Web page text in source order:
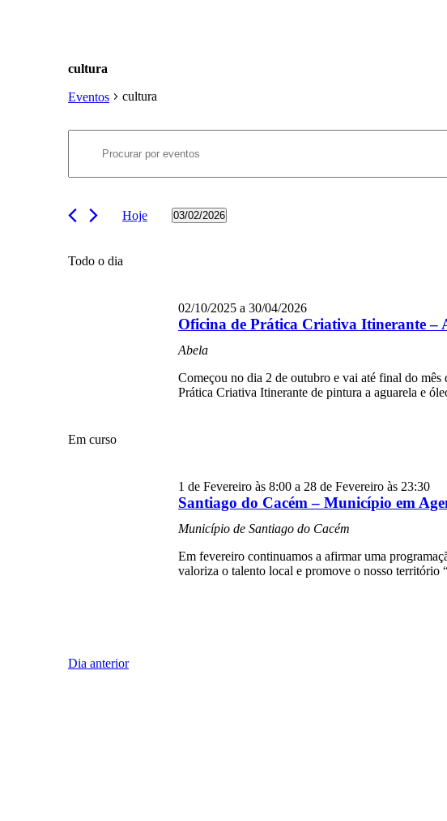
cultura
Eventos cultura
03/02/2026
pesquisa
e
visualização
Eventos
palavra-
por
palavra-
Hoje 03/02/2026
Todo o dia
Oficina de Prática Criativa Itinerante –
02/10/2025a 30/04/2026
Abela
Começou no dia 2 de outubro e vai até final do
Prática Criativa Itinerante de pintura a aguarela e
Em curso
Santiago do Cacém – Município em
1 de Fevereiro às 8:00a 28 de Fevereiro às 23:30
Município de Santiago do Cacém
Em fevereiro continuamos a afirmar uma
valoriza o talento local e promove o nosso
Dia anterior